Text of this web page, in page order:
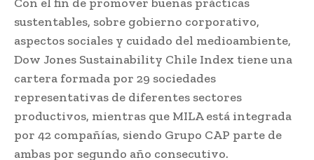
sustentables, sobre gobierno corporativo,
aspectos sociales y cuidado del medioambiente,
Dow Jones Sustainability Chile Index tiene una
cartera formada por 29 sociedades
representativas de diferentes sectores
productivos, mientras que MILA está integrada
por 42 compañías, siendo Grupo CAP parte de
ambas por segundo año consecutivo.